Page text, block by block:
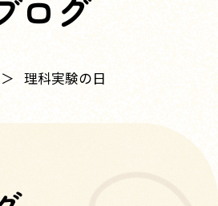
ログ
理科実験の日